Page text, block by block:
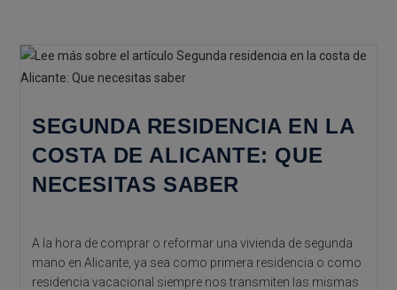
SEGUNDA RESIDENCIA EN LA
COSTA DE ALICANTE: QUE
NECESITAS SABER
A la hora de comprar o reformar una vivienda de segunda
mano en Alicante, ya sea como primera residencia o como
residencia vacacional siempre nos transmiten las mismas